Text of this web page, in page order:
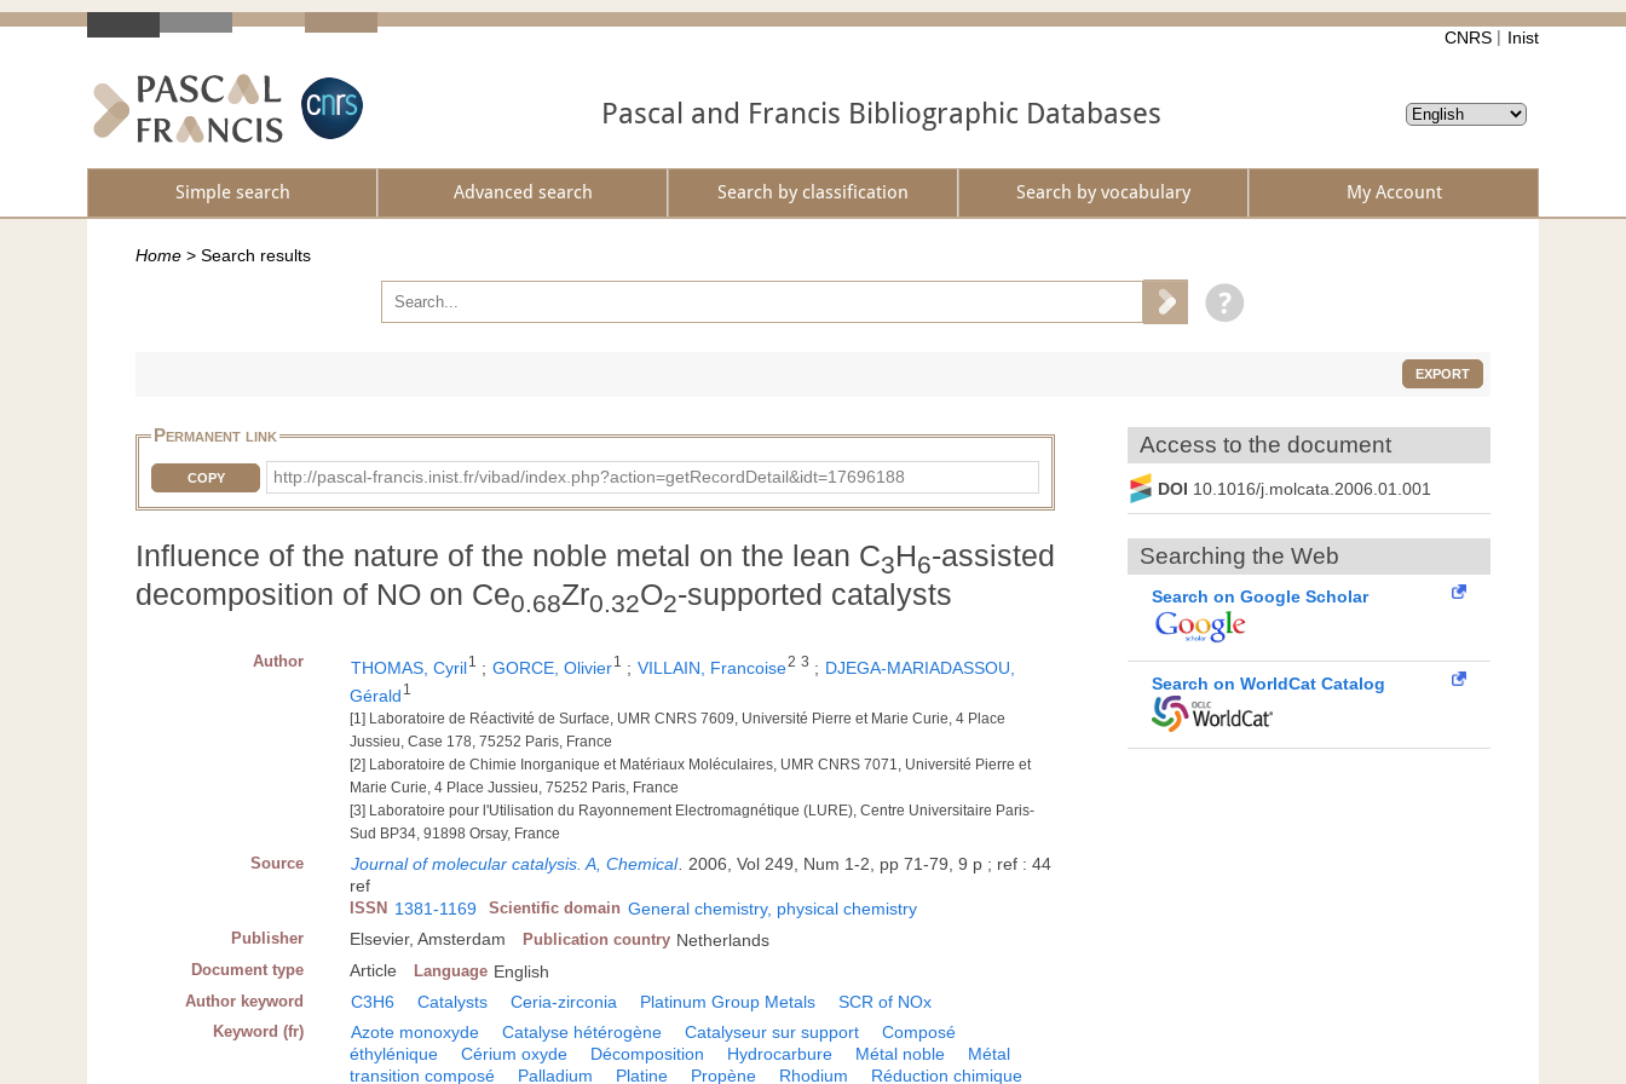
CNRS Inist
Pascal and Francis Bibliographic Databases
Simple search Advanced search Search by classification Search by vocabulary My Account
Home > Search results
EXPORT
Permanent link
COPY http://pascal-francis.inist.fr/vibad/index.php?action=getRecordDetail&idt=17696188
Influence of the nature of the noble metal on the lean C3H6-assisted
decomposition of NO on Ce0.68Zr0.32O2-supported catalysts
Author THOMAS, Cyril1 ; GORCE, Olivier1 ; VILLAIN, Francoise2 3 ; DJEGA-MARIADASSOU,
Gérald 1
[1] Laboratoire de Réactivité de Surface, UMR CNRS 7609, Université Pierre et Marie Curie, 4 Place
Jussieu, Case 178, 75252 Paris, France
[2] Laboratoire de Chimie Inorganique et Matériaux Moléculaires, UMR CNRS 7071, Université Pierre et
Marie Curie, 4 Place Jussieu, 75252 Paris, France
[3] Laboratoire pour l'Utilisation du Rayonnement Electromagnétique (LURE), Centre Universitaire Paris-
Sud BP34, 91898 Orsay, France
Source Journal of molecular catalysis. A, Chemical
2006, Vol 249, Num 1-2, pp 71-79, 9 p ; ref : 44
ref
ISSN 1381-1169 Scientific domain General chemistry, physical chemistry
Publisher Elsevier, Amsterdam Publication country Netherlands
Document type Article Language English
Author keyword C3H6 Catalysts Ceria-zirconia Platinum Group Metals SCR of NOx
Keyword (fr) Azote monoxyde Catalyse hétérogène Catalyseur sur support
Composé
éthylénique
Cérium oxyde Décomposition Hydrocarbure Métal noble
Métal
transition composé
Palladium Platine Propène Rhodium Réduction chimique
Access to the document
DOI 10.1016/j.molcata.2006.01.001
Searching the Web
Search on Google Scholar
Search on WorldCat Catalog